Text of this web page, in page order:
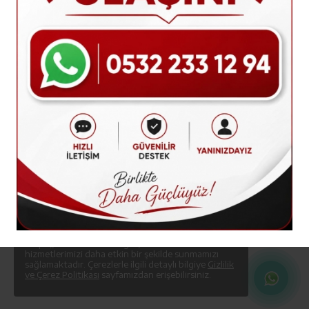
Hata! Sayfa
Bulunamadı
Sayfa bulunamadı veya
kayıp.
Lütfen başka sayfa
deneyin.
Çerez Kullanımı; Çerezler (cookie),
hizmetlerimizi daha etkin bir şekilde sunmamızı
sağlamaktadır. Çerezlerle ilgili detaylı bilgiye Gizlilik
ve Çerez Politikası sayfamızdan erişebilirsiniz.